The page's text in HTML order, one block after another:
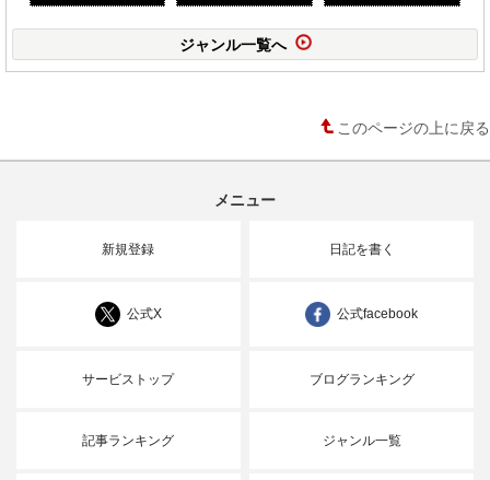
ジャンル一覧へ
このページの上に戻る
メニュー
新規登録 日記を書く
公式X 公式facebook
サービストップ ブログランキング
記事ランキング ジャンル一覧